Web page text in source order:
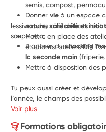
semis, compost,
Donner vie à un espace
nature, solidarité et
Mettre en place des
étudiants: ateliers DIY
lessives, des ciné débats
soupe, etc.
Proposer du snacking
la seconde main
Mettre à disposition des
Tu peux aussi créer et
l’année, le champs des
Voir plus
Formations